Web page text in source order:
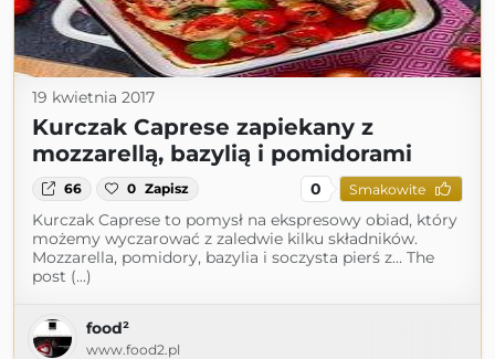
19 kwietnia 2017
Kurczak Caprese zapiekany z
mozzarellą, bazylią i pomidorami
66 0 Zapisz 0 Smakowite
Kurczak Caprese to pomysł na ekspresowy obiad, który
możemy wyczarować z zaledwie kilku składników.
Mozzarella, pomidory, bazylia i soczysta pierś z… The
post (...)
food²
www.food2.pl